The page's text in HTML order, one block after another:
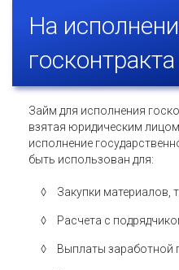
На
госконтракта
Займ для исполнения
взятая юридическим
исполнение
быть использован для:
Закупки материалов,
Расчета с
Выплаты заработной